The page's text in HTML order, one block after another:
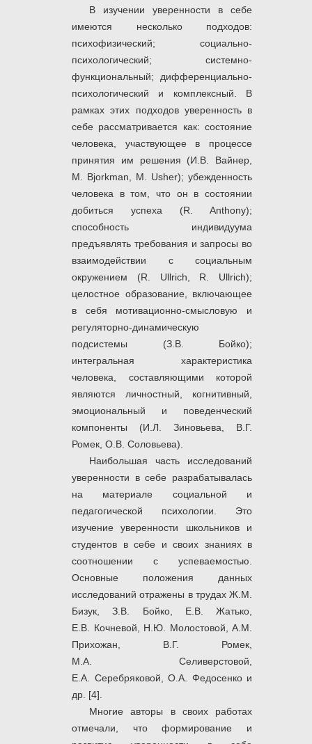
В изучении уверенности в себе
имеются несколько подходов:
психофизический; социально-
психологический; системно-
функциональный; дифференциально-
психологический и комплексный. В
рамках этих подходов уверенность в
себе рассматривается как: состояние
человека, участвующее в процессе
принятия им решения (И.В. Вайнер,
M. Bjorkman, M. Usher); убежденность
человека в том, что он в состоянии
добиться успеха (R. Anthony);
способность индивидуума
предъявлять требования и запросы во
взаимодействии с социальным
окружением (R. Ullrich, R. Ullrich);
целостное образование, включающее
в себя мотивационно-смысловую и
регуляторно-динамическую
подсистемы (З.В. Бойко);
интегральная характеристика
человека, составляющими которой
являются личностный, когнитивный,
эмоциональный и поведенческий
компоненты (И.Л. Зиновьева, В.Г.
Ромек, О.В. Соловьева).
Наибольшая часть исследований
уверенности в себе разрабатывалась
на материале социальной и
педагогической психологии. Это
изучение уверенности школьников и
студентов в себе и своих знаниях в
соотношении с успеваемостью.
Основные положения данных
исследований отражены в трудах Ж.М.
Бизук, З.В. Бойко, Е.В. Жатько,
Е.В. Кочневой, Н.Ю. Молостовой, А.М.
Прихожан, В.Г. Ромек,
М.А. Селиверстовой,
Е.А. Серебряковой, О.А. Федосенко и
др. [4].
Многие авторы в своих работах
отмечали, что формирование и